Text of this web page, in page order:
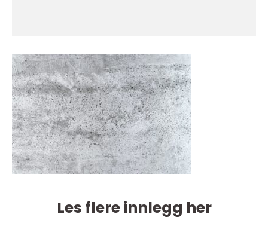
Les flere innlegg her